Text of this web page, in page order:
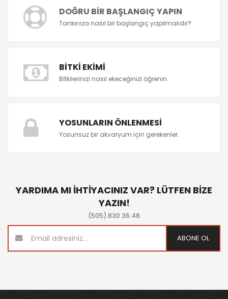
DOĞRU BIR BAŞLANGIÇ YAPIN
Tankınıza nasıl bir başlangıç yapılmalıdır?
BITKI EKIMI
Bitkilerinizi nasıl ekeceğinizi öğrenin.
YOSUNLARIN ÖNLENMESI
Yosunsuz bir akvaryum için gerekenler.
YARDIMA MI İHTİYACINIZ VAR? LÜTFEN BİZE
YAZIN!
(505) 830 36 48
ABONE OL